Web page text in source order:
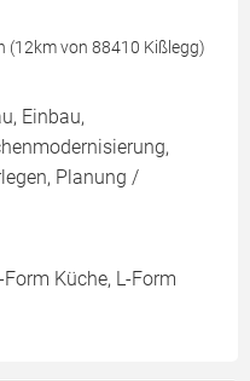
(12km von 88410 Kißlegg)
Einbau,
Planung /
Küche, L-Form